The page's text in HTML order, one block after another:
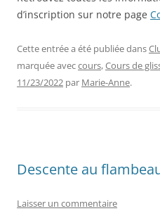
d’inscription sur notre page
Cette entrée a été publiée dans
marquée aveccours,Cours de
11/23/2022 par Marie-Anne.
Descente au
Laisser un commentaire